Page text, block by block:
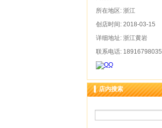
所在地区: 浙江
创店时间: 2018-03-15
详细地址: 浙江黄岩
联系电话: 18916798035
店内搜索